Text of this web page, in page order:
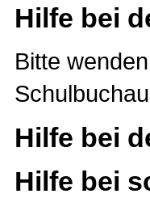
Hilfe bei
Bitte
Hilfe bei
Hilfe bei